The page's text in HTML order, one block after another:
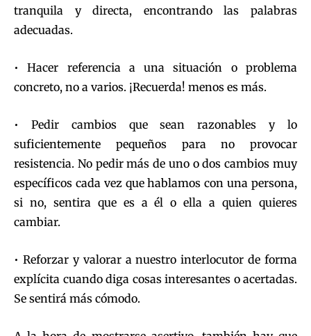
tranquila y directa, encontrando las palabras
adecuadas.
• Hacer referencia a una situación o problema
concreto, no a varios. ¡Recuerda! menos es más.
• Pedir cambios que sean razonables y lo
suficientemente pequeños para no provocar
resistencia. No pedir más de uno o dos cambios muy
específicos cada vez que hablamos con una persona,
si no, sentira que es a él o ella a quien quieres
cambiar.
• Reforzar y valorar a nuestro interlocutor de forma
explícita cuando diga cosas interesantes o acertadas.
Se sentirá más cómodo.